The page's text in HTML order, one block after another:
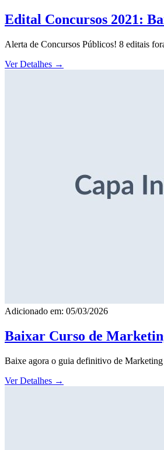
Edital Concursos 2021:
Alerta de Concursos Públicos! 8 editais
Ver Detalhes →
Adicionado em: 05/03/2026
Baixar Curso de
Baixe agora o guia definitivo de
Ver Detalhes →